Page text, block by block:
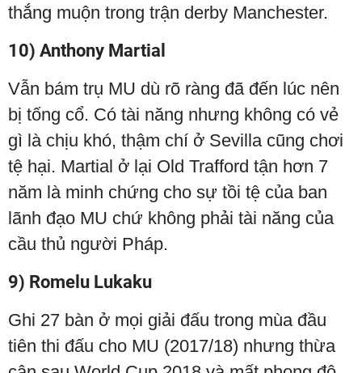
thắng muộn trong trận derby Manchester.
10) Anthony Martial
Vẫn bám trụ MU dù rõ ràng đã đến lúc nên
bị tống cổ. Có tài năng nhưng không có vẻ
gì là chịu khó, thậm chí ở Sevilla cũng chơi
tệ hại. Martial ở lại Old Trafford tận hơn 7
năm là minh chứng cho sự tồi tệ của ban
lãnh đạo MU chứ không phải tài năng của
cầu thủ người Pháp.
9) Romelu Lukaku
Ghi 27 bàn ở mọi giải đấu trong mùa đầu
tiên thi đấu cho MU (2017/18) nhưng thừa